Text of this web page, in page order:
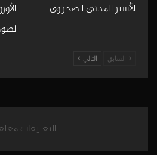
الأسير المدني الصحراوي…
السابق التالي
التعليقات